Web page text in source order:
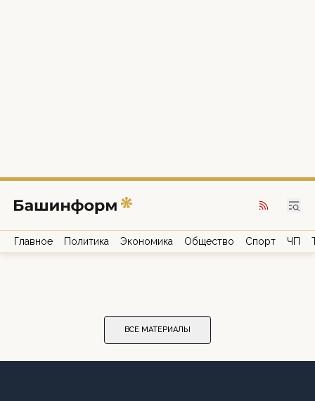
Главное Политика Экономика Общество Спорт ЧП
ВСЕ МАТЕРИАЛЫ